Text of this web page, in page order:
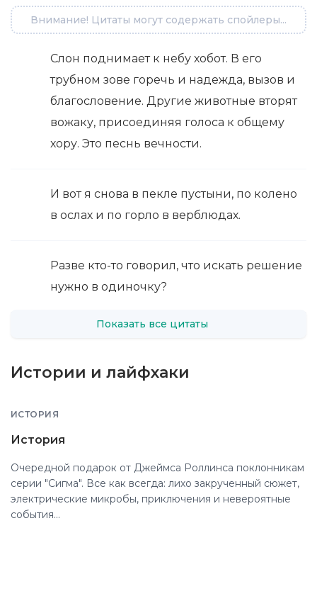
Внимание! Цитаты могут содержать спойлеры...
Слон поднимает к небу хобот. В его
трубном зове горечь и надежда, вызов и
благословение. Другие животные вторят
вожаку, присоединяя голоса к общему
хору. Это песнь вечности.
И вот я снова в пекле пустыни, по колено
в ослах и по горло в верблюдах.
Разве кто-то говорил, что искать решение
нужно в одиночку?
Показать все цитаты
Истории и лайфхаки
ИСТОРИЯ
История
Очередной подарок от Джеймса Роллинса поклонникам
серии "Сигма". Все как всегда: лихо закрученный сюжет,
электрические микробы, приключения и невероятные
события...